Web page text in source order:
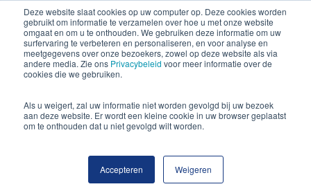
Deze website slaat cookies op uw computer op. Deze cookies worden
gebruikt om informatie te verzamelen over hoe u met onze website
omgaat en om u te onthouden. We gebruiken deze informatie om uw
surfervaring te verbeteren en personaliseren, en voor analyse en
meetgegevens over onze bezoekers, zowel op deze website als via
andere media. Zie ons Privacybeleid voor meer informatie over de
cookies die we gebruiken.
Als u weigert, zal uw informatie niet worden gevolgd bij uw bezoek
aan deze website. Er wordt een kleine cookie in uw browser geplaatst
om te onthouden dat u niet gevolgd wilt worden.
Accepteren Weigeren
info@lauwers-law.be
© 2026 Lauwers Law.
twitter linkedin